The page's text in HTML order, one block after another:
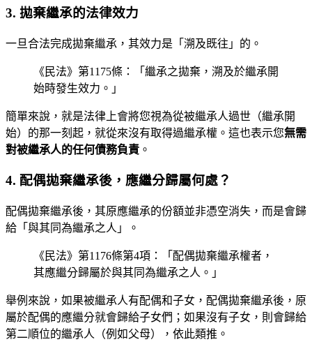
3. 拋棄繼承的法律效力
一旦合法完成拋棄繼承，其效力是「溯及既往」的。
《民法》第1175條：「繼承之拋棄，溯及於繼承開
始時發生效力。」
簡單來說，就是法律上會將您視為從被繼承人過世（繼承開
始）的那一刻起，就從來沒有取得過繼承權。這也表示您無需
對被繼承人的任何債務負責 。
4. 配偶拋棄繼承後，應繼分歸屬何處？
配偶拋棄繼承後，其原應繼承的份額並非憑空消失，而是會歸
給「與其同為繼承之人」。
《民法》第1176條第4項：「配偶拋棄繼承權者，
其應繼分歸屬於與其同為繼承之人。」
舉例來說，如果被繼承人有配偶和子女，配偶拋棄繼承後，原
屬於配偶的應繼分就會歸給子女們；如果沒有子女，則會歸給
第二順位的繼承人（例如父母），依此類推。